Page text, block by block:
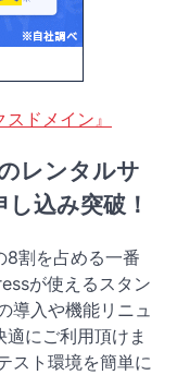
ドメイン』
レンタルサ
込み突破！
8割を占める一番
が使えるスタン
導入や機能リニュ
にご利用頂けま
スト環境を簡単に